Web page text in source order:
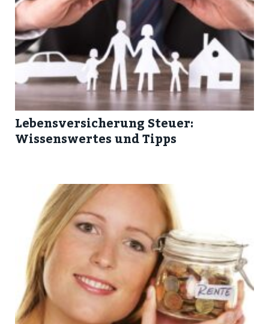
Lebensversicherung Steuer:
Wissenswertes und Tipps